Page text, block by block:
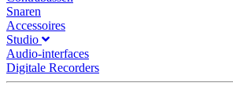
Snaren
Accessoires
Studio
Audio-interfaces
Digitale Recorders